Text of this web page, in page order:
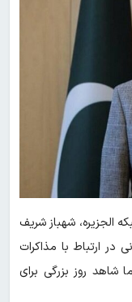
الجزیره، شهباز شریف
در ارتباط با مذاکرات
شاهد روز بزرگی برای